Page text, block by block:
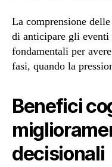
La comprensione
di anticipare gli eventi
fondamentali per
fasi, quando la
Benefici
decisionali